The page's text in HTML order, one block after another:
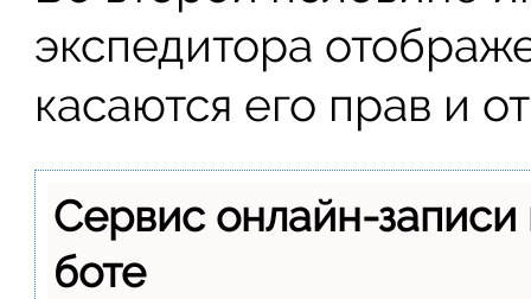
экспедитора
касаются его прав и
Сервис онлайн-
боте